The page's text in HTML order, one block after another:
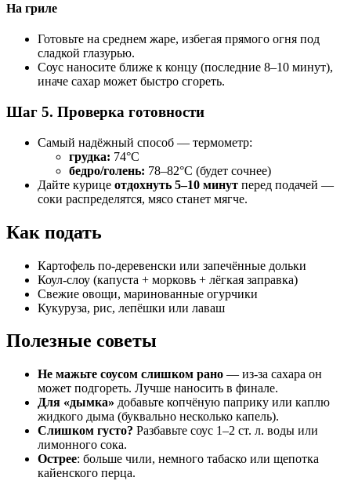
На гриле
Готовьте на среднем жаре, избегая прямого огня под
сладкой глазурью.
Соус наносите ближе к концу (последние 8–10 минут),
иначе сахар может быстро сгореть.
Шаг 5. Проверка готовности
Самый надёжный способ — термометр:
грудка: 74°C
бедро/голень: 78–82°C (будет сочнее)
Дайте курице отдохнуть 5–10 минут перед подачей —
соки распределятся, мясо станет мягче.
Как подать
Картофель по-деревенски или запечённые дольки
Коул-слоу (капуста + морковь + лёгкая заправка)
Свежие овощи, маринованные огурчики
Кукуруза, рис, лепёшки или лаваш
Полезные советы
Не мажьте соусом слишком рано — из-за сахара он
может подгореть. Лучше наносить в финале.
Для «дымка» добавьте копчёную паприку или каплю
жидкого дыма (буквально несколько капель).
Слишком густо? Разбавьте соус 1–2 ст. л. воды или
лимонного сока.
Острее: больше чили, немного табаско или щепотка
кайенского перца.